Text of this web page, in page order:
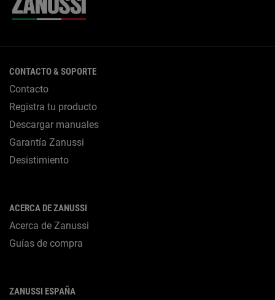
CONTACTO & SOPORTE
Contacto
Registra tu producto
Descargar manuales
Garantía Zanussi
Desistimiento
ACERCA DE ZANUSSI
Acerca de Zanussi
Guías de compra
ZANUSSI ESPAÑA